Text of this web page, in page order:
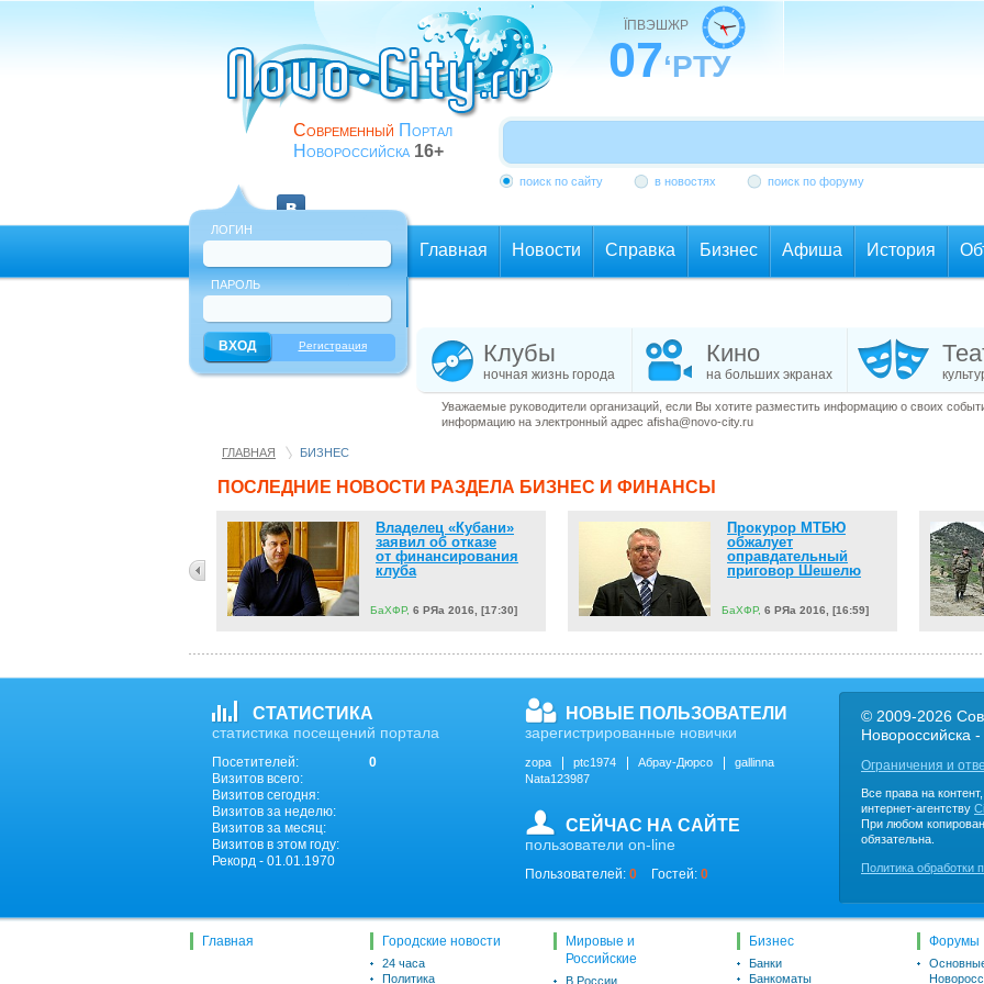
Современный Портал
Новороссийска 16+
ЇПВЭШЖР
07‘РТУ
поиск по сайту в новостях
поиск по форуму
ЛОГИН
ПАРОЛЬ
Регистрация
Главная Новости Справка Бизнес Афиша История
Клубы
ночная жизнь города
Кино
на больших экранах
Уважаемые руководители организаций, если Вы хотите разместить информацию о своих
информацию на электронный адрес afisha@novo-city.ru
ГЛАВНАЯ БИЗНЕС
ПОСЛЕДНИЕ НОВОСТИ РАЗДЕЛА БИЗНЕС И ФИНАНСЫ
Владелец «Кубани»
заявил об отказе
от финансирования
клуба
БаХФР, 6 РЯа 2016, [17:30]
Прокурор МТБЮ
обжалует
оправдательный
приговор Шешелю
БаХФР, 6 РЯа 2016, [16:59]
© 2009-2026
Новороссийска
Ограничения и
Все права на
интернет-агентству
При любом
обязательна.
Политика обработки
СТАТИСТИКА
статистика посещений портала
Посетителей:
0
Визитов всего:
Визитов сегодня:
Визитов за неделю:
Визитов за месяц:
Визитов в этом году:
Рекорд - 01.01.1970
НОВЫЕ ПОЛЬЗОВАТЕЛИ
зарегистрированные новички
zopa ptc1974 Абрау-Дюрсо
gallinna
Nata123987
СЕЙЧАС НА САЙТЕ
пользователи on-line
Пользователей: 0 Гостей: 0
Главная Городские новости
24 часа
Политика
Мировые и
Российские
В России
Бизнес
Банки
Банкоматы
Форумы